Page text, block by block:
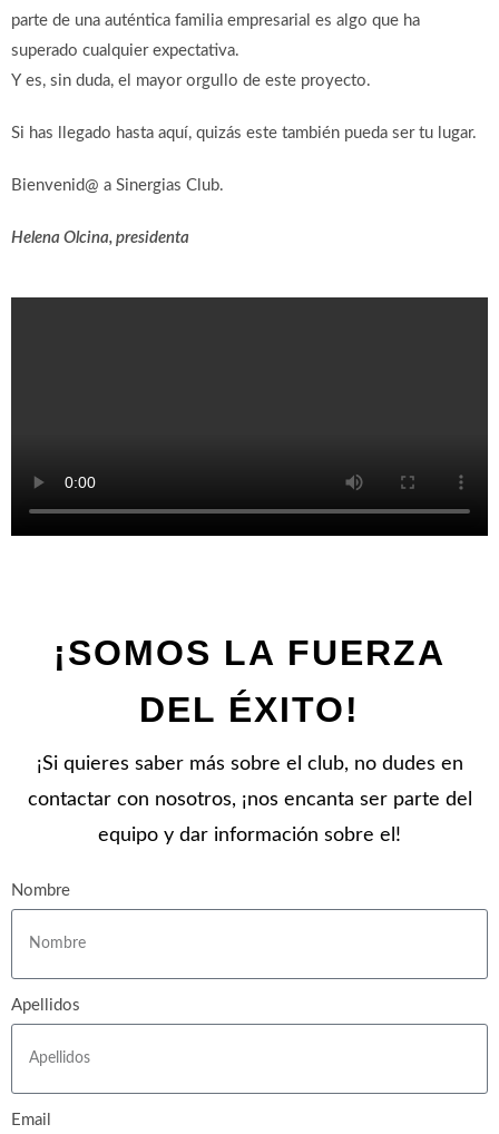
parte de una auténtica familia empresarial es algo que ha
superado cualquier expectativa.
Y es, sin duda, el mayor orgullo de este proyecto.
Si has llegado hasta aquí, quizás este también pueda ser tu lugar.
Bienvenid@ a Sinergias Club.
Helena Olcina, presidenta
¡SOMOS LA FUERZA
DEL ÉXITO!
¡Si quieres saber más sobre el club, no dudes en
contactar con nosotros, ¡nos encanta ser parte del
equipo y dar información sobre el!
Nombre
Apellidos
Email